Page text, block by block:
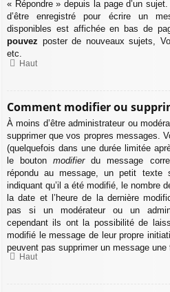
« Répondre » depuis la page d’un
d’être enregistré pour écrire un
disponibles est affichée en bas de
pouvez poster de nouveaux sujets,
etc.
Haut
Comment modifier ou
À moins d’être administrateur ou
supprimer que vos propres messages.
(quelquefois dans une durée limitée
le boutonmodifierdu message
répondu au message, un petit texte
indiquant qu’il a été modifié, le nombre
la date et l’heure de la dernière
pas si un modérateur ou un
cependant ils ont la possibilité de
modifié le message de leur propre
peuvent pas supprimer un message une
Haut